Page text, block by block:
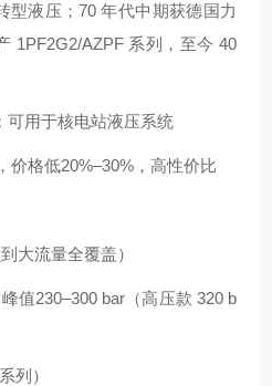
型液压；70 年代中期获德国力
1PF2G2/AZPF 系列，至今 40
可用于核电站液压系统
价格低20%–30%，高性价比
大流量全覆盖）
值230–300 bar（高压款 320 b
列）